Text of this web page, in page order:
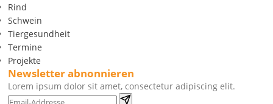
Rind
Schwein
Tiergesundheit
Termine
Projekte
Newsletter abnonnieren
Lorem ipsum dolor sit amet, consectetur adipiscing elit.